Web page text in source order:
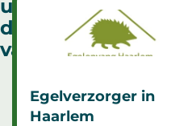
uitgelichte
duurzame
vacatures
Egelverzorger in
Haarlem